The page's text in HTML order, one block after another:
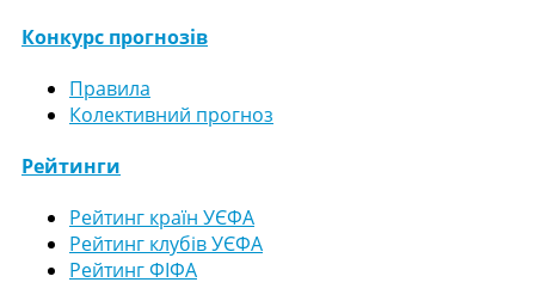
Конкурс прогнозів
Правила
Колективний прогноз
Рейтинги
Рейтинг країн УЄФА
Рейтинг клубів УЄФА
Рейтинг ФІФА